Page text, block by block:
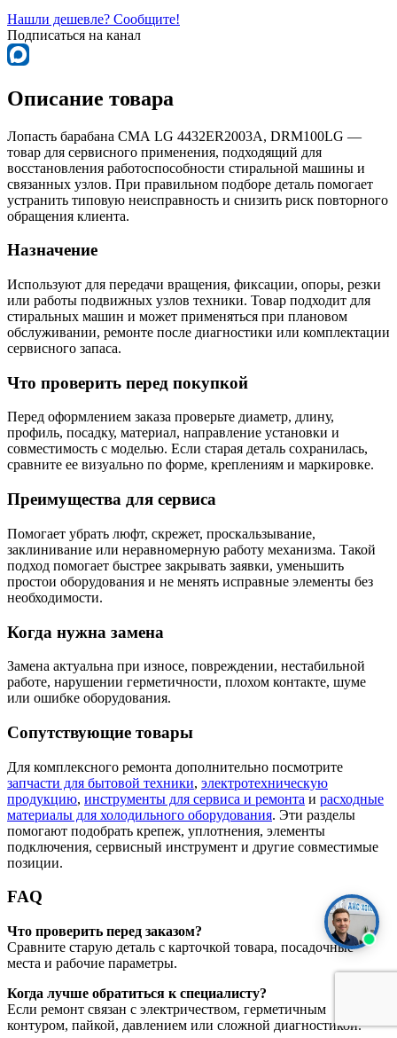
Нашли дешевле? Сообщите!
Подписаться на канал
Описание товара
Лопасть барабана СМА LG 4432ER2003A, DRM100LG —
товар для сервисного применения, подходящий для
восстановления работоспособности стиральной машины и
связанных узлов. При правильном подборе деталь помогает
устранить типовую неисправность и снизить риск повторного
обращения клиента.
Назначение
Используют для передачи вращения, фиксации, опоры, резки
или работы подвижных узлов техники. Товар подходит для
стиральных машин и может применяться при плановом
обслуживании, ремонте после диагностики или комплектации
сервисного запаса.
Что проверить перед покупкой
Перед оформлением заказа проверьте диаметр, длину,
профиль, посадку, материал, направление установки и
совместимость с моделью. Если старая деталь сохранилась,
сравните ее визуально по форме, креплениям и маркировке.
Преимущества для сервиса
Помогает убрать люфт, скрежет, проскальзывание,
заклинивание или неравномерную работу механизма. Такой
подход помогает быстрее закрывать заявки, уменьшить
простои оборудования и не менять исправные элементы без
необходимости.
Когда нужна замена
Замена актуальна при износе, повреждении, нестабильной
работе, нарушении герметичности, плохом контакте, шуме
или ошибке оборудования.
Сопутствующие товары
Для комплексного ремонта дополнительно посмотрите
запчасти для бытовой техники, электротехническую
продукцию, инструменты для сервиса и ремонта и расходные
материалы для холодильного оборудования. Эти разделы
помогают подобрать крепеж, уплотнения, элементы
подключения, сервисный инструмент и другие совместимые
позиции.
FAQ
Что проверить перед заказом?
Сравните старую деталь с карточкой товара, посадочные
места и рабочие параметры.
Когда лучше обратиться к специалисту?
Если ремонт связан с электричеством, герметичным
контуром, пайкой, давлением или сложной диагностикой.